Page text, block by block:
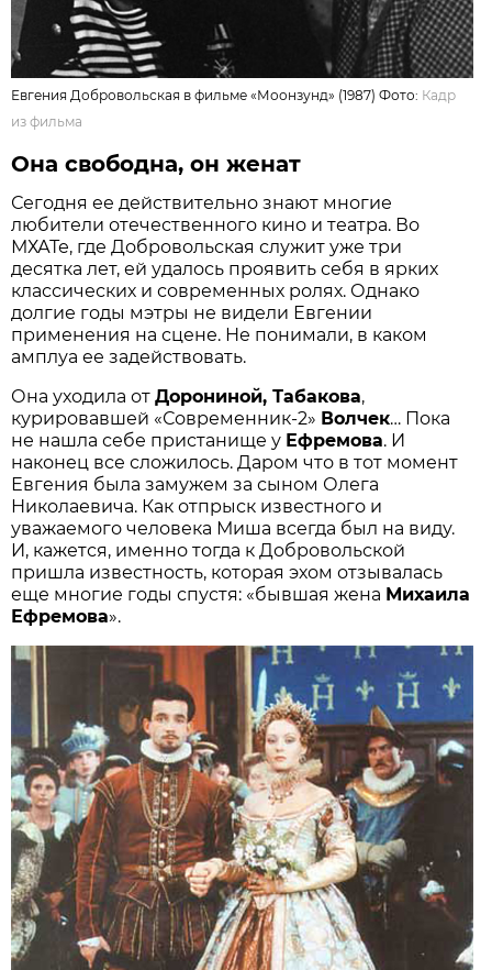
Евгения Добровольская в фильме «Моонзунд» (1987) Фото: Кадр
из фильма
Она свободна, он женат
Сегодня ее действительно знают многие
любители отечественного кино и театра. Во
МХАТе, где Добровольская служит уже три
десятка лет, ей удалось проявить себя в ярких
классических и современных ролях. Однако
долгие годы мэтры не видели Евгении
применения на сцене. Не понимали, в каком
амплуа ее задействовать.
Она уходила отДорониной, Табакова,
курировавшей «Современник-2» Волчек… Пока
не нашла себе пристанище у Ефремова. И
наконец все сложилось. Даром что в тот момент
Евгения была замужем за сыном Олега
Николаевича. Как отпрыск известного и
уважаемого человека Миша всегда был на виду.
И, кажется, именно тогда к Добровольской
пришла известность, которая эхом отзывалась
еще многие годы спустя: «бывшая жена Михаила
Ефремова».